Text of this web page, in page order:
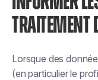
TRAITEMENT
Lorsque des
(en particulier le